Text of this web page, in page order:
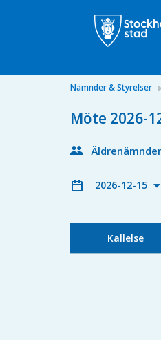
Nämnder & Styrelser
Möte 2026-
2026-12-15
Kallelse